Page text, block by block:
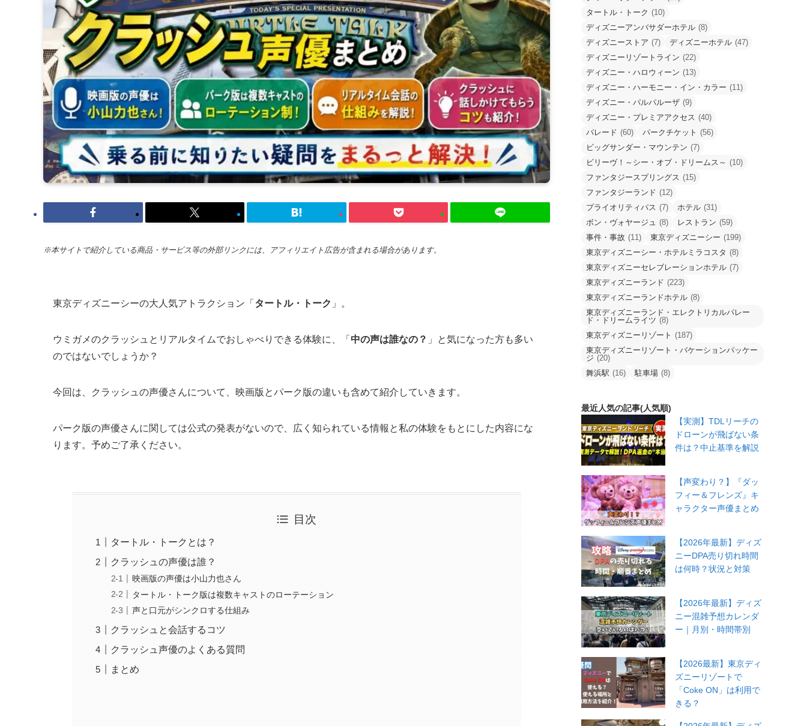
※本サイトで紹介している商品・サービス等の外部リンクには、アフィリエイト広告が含まれる場合があります。
東京ディズニーシーの大人気アトラクション「 タートル・トーク 」。
ウミガメのクラッシュとリアルタイムでおしゃべりできる体験に、「 中の声は誰なの？ 」と気になった方も多い
のではないでしょうか？
今回は、クラッシュの声優さんについて、映画版とパーク版の違いも含めて紹介していきます。
パーク版の声優さんに関しては公式の発表がないので、広く知られている情報と私の体験をもとにした内容にな
ります。予めご了承ください。
目次
タートル・トークとは？
クラッシュの声優は誰？
映画版の声優は小山力也さん
タートル・トーク版は複数キャストのローテーション
声と口元がシンクロする仕組み
クラッシュと会話するコツ
クラッシュ声優のよくある質問
まとめ
タートル・トーク (10)
ディズニーアンバサダーホテル (8)
ディズニーストア (7) ディズニーホテル (47)
ディズニーリゾートライン (22)
ディズニー・ハロウィーン (13)
ディズニー・ハーモニー・イン・カラー (11)
ディズニー・パルパルーザ (9)
ディズニー・プレミアアクセス (40)
パレード (60) パークチケット (56)
ビッグサンダー・マウンテン (7)
ビリーヴ！～シー・オブ・ドリームス～ (10)
ファンタジースプリングス (15)
ファンタジーランド (12)
プライオリティパス (7) ホテル (31)
ボン・ヴォヤージュ (8) レストラン (59)
事件・事故 (11) 東京ディズニーシー (199)
東京ディズニーシー・ホテルミラコスタ (8)
東京ディズニーセレブレーションホテル (7)
東京ディズニーランド (223)
東京ディズニーランドホテル (8)
東京ディズニーランド・エレクトリカルパレー
ド・ドリームライツ (8)
東京ディズニーリゾート (187)
東京ディズニーリゾート・バケーションパッケー
ジ (20)
舞浜駅 (16) 駐車場 (8)
最近人気の記事(人気順)
【実測】TDLリーチの
ドローンが飛ばない条
件は？中止基準を解説
【声変わり？】『ダッ
フィー＆フレンズ』キ
ャラクター声優まとめ
【2026年最新】ディズ
ニーDPA売り切れ時間
は何時？状況と対策
【2026年最新】ディズ
ニー混雑予想カレンダ
ー｜月別・時間帯別
【2026最新】東京ディ
ズニーリゾートで
「Coke ON」は利用で
きる？